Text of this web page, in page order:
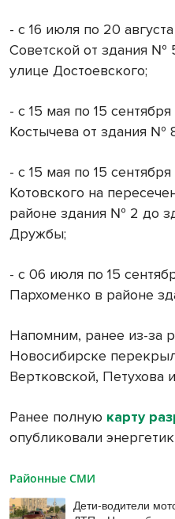
- с 16 июля по 20
Советской от здания
улице Достоевского;
- с 15 мая по 15
Костычева от здания №
- с 15 мая по 15
Котовского на
районе здания № 2 до
Дружбы;
- с 06 июля по 15
Пархоменко в районе
Напомним, ранее из-за
Новосибирске
Вертковской, Петухова
Ранее полную карту
опубликовали
Районные СМИ
Дети-водители